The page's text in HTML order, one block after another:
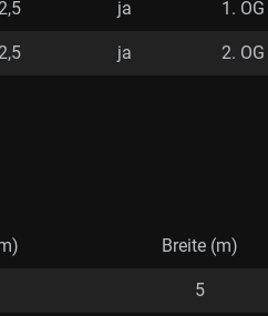
2,5 ja 1. OG
2,5 ja 2. OG
Breite (m)
5